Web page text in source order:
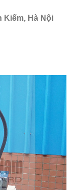
Hà Nội